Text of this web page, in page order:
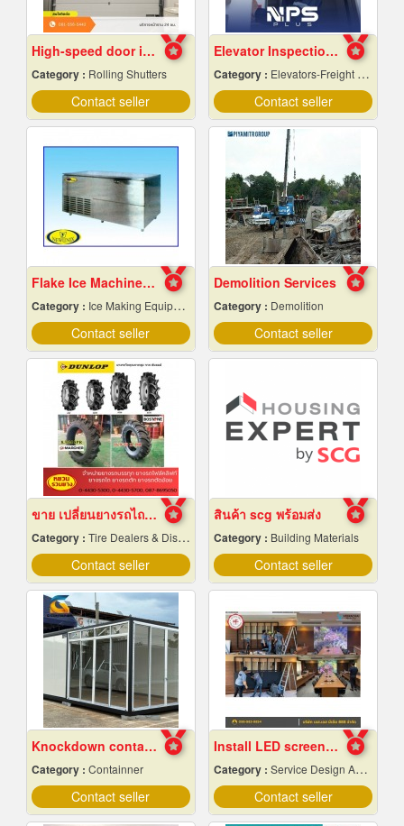
High-speed door installation contractor
Category : Rolling Shutters
Contact seller
Elevator Inspection and Maintenance Services
Category : Elevators-Freight & Passenger
Contact seller
Flake Ice Machine Chiang Mai
Category : Ice Making Equipment & Machines
Contact seller
Demolition Services
Category : Demolition
Contact seller
ขาย เปลี่ยนยางรถไถ 12.4-24
Category : Tire Dealers & Distributors
Contact seller
สินค้า scg พร้อมส่ง
Category : Building Materials
Contact seller
Knockdown container factory
Category : Containner
Contact seller
Install LED screens inside the auditorium
Category : Service Design And Advertising 24 Hours.
Contact seller